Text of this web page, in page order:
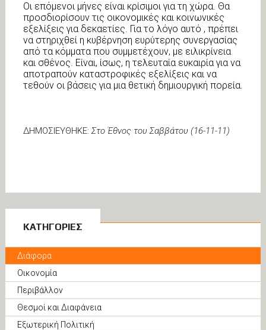
Οι επόμενοι μήνες είναι κρίσιμοι για τη χώρα. Θα
προσδιορίσουν τις οικονομικές και κοινωνικές
εξελίξεις για δεκαετίες. Για το λόγο αυτό , πρέπει
να στηριχθεί η κυβέρνηση ευρύτερης συνεργασίας
από τα κόμματα που συμμετέχουν, με ειλικρίνεια
και σθένος. Είναι, ίσως, η τελευταία ευκαιρία για να
αποτραπούν καταστροφικές εξελίξεις και να
τεθούν οι βάσεις για μια θετική δημιουργική πορεία.
ΔΗΜΟΣΙΕΥΘΗΚΕ:Στο Έθνος του Σαββάτου (16-11-11)
ΚΑΤΗΓΟΡΙΕΣ
Διάφορα
Οικονομία
Περιβάλλον
Θεσμοί και Διαφάνεια
Εξωτερική Πολιτική